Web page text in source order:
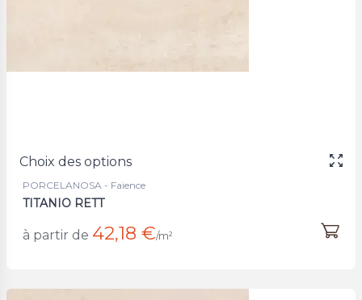
Choix des options
PORCELANOSA - Faience
TITANIO RETT
à partir de 42,18 €/m²